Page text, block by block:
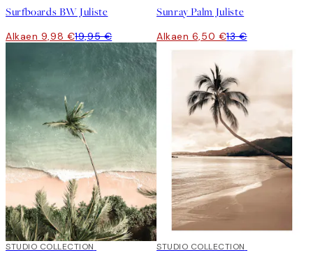
Surfboards BW Juliste
Alkaen 9,98 €19,95 €
Sunray Palm Juliste
Alkaen 6,50 €13 €
50%*
STUDIO COLLECTION 50%*
STUDIO COLLECTION